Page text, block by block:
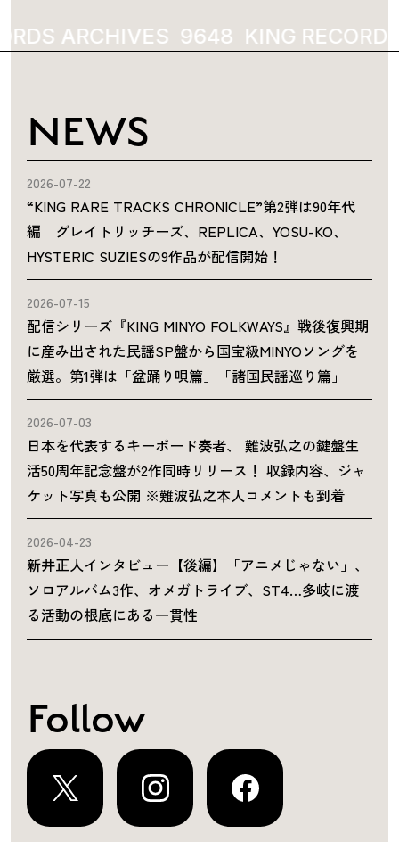
ARCHIVES 2013 KING RECORDS
NEWS
2026-07-22
“KING RARE TRACKS CHRONICLE”第2弾は90年代
編 グレイトリッチーズ、REPLICA、YOSU-KO、
HYSTERIC SUZIESの9作品が配信開始！
2026-07-15
配信シリーズ『KING MINYO FOLKWAYS』戦後復興期
に産み出された民謡SP盤から国宝級MINYOソングを
厳選。第1弾は「盆踊り唄篇」「諸国民謡巡り篇」
2026-07-03
日本を代表するキーボード奏者、 難波弘之の鍵盤生
活50周年記念盤が2作同時リリース！ 収録内容、ジャ
ケット写真も公開 ※難波弘之本人コメントも到着
2026-04-23
新井正人インタビュー【後編】「アニメじゃない」、
ソロアルバム3作、オメガトライブ、ST4…多岐に渡
る活動の根底にある一貫性
Follow